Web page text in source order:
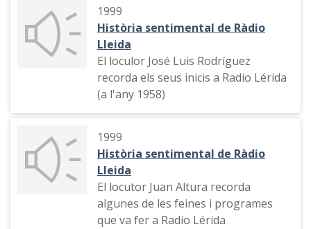
1999
Història sentimental de Ràdio
Lleida
El loculor José Luis Rodríguez
recorda els seus inicis a Radio Lérida
(a l'any 1958)
1999
Història sentimental de Ràdio
Lleida
El locutor Juan Altura recorda
algunes de les feines i programes
que va fer a Radio Lérida